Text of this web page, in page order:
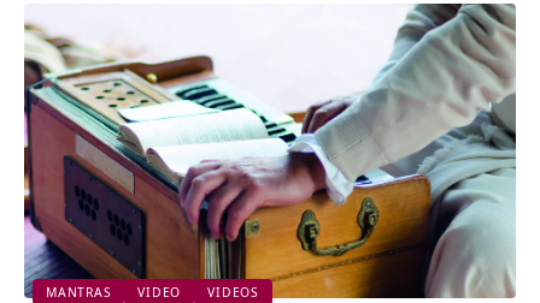
MANTRAS VIDEO VIDEOS